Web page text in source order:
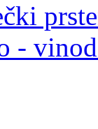
-